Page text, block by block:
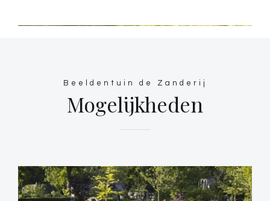
Beeldentuin de Zanderij
Mogelijkheden